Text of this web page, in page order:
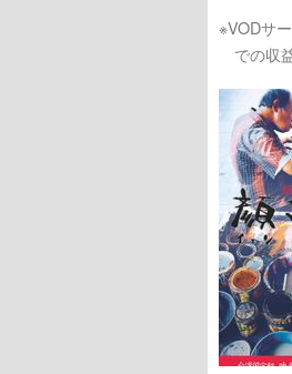
※VODサ
での収